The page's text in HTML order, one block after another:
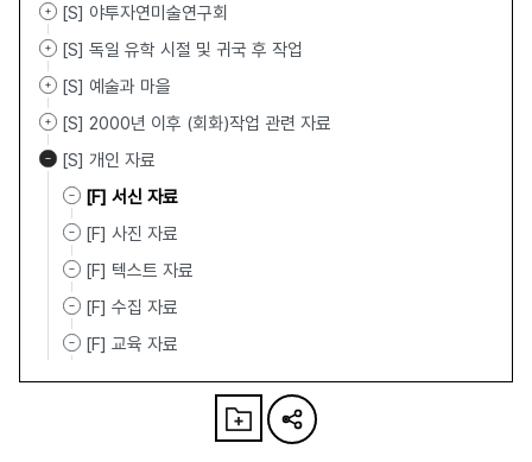
[S] 야투자연미술연구회
[S] 독일 유학 시절 및 귀국 후 작업
[S] 예술과 마을
[S] 2000년 이후 (회화)작업 관련 자료
[S] 개인 자료
[F] 서신 자료
[F] 사진 자료
[F] 텍스트 자료
[F] 수집 자료
[F] 교육 자료